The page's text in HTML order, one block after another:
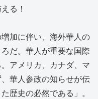
る！
加に伴い、海外華人の
だ。華人が重要な国際
アメリカ、カナダ、マ
華人参政の知らせが伝
歴史の必然である」。